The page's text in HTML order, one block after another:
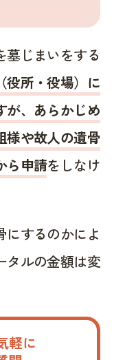
じまいをする
役所・役場）に
が、あらかじめ
様や故人の遺骨
ら申請をしなけ
するのかによ
タルの金額は変
軽に